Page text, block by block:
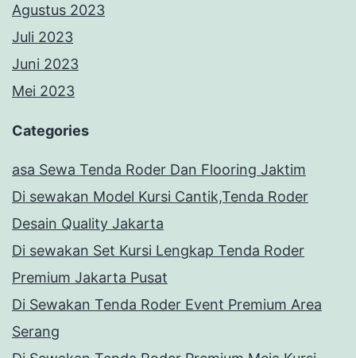
Agustus 2023
Juli 2023
Juni 2023
Mei 2023
Categories
asa Sewa Tenda Roder Dan Flooring Jaktim
Di sewakan Model Kursi Cantik,Tenda Roder
Desain Quality Jakarta
Di sewakan Set Kursi Lengkap Tenda Roder
Premium Jakarta Pusat
Di Sewakan Tenda Roder Event Premium Area
Serang